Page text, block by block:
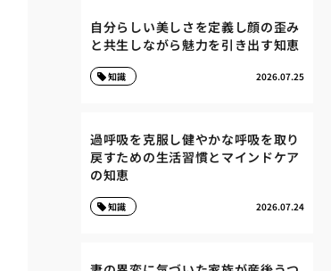
自分らしい美しさを定義し顔の歪み
と共生しながら魅力を引き出す知恵
2026.07.25
知識
過呼吸を克服し健やかな呼吸を取り
戻すための生活習慣とマインドケア
の知恵
2026.07.24
知識